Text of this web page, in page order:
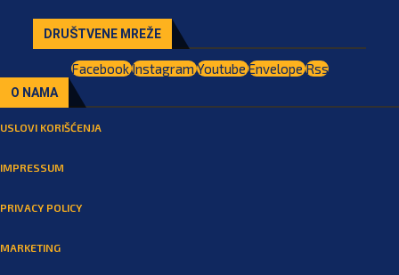
DRUŠTVENE MREŽE
FacebookInstagramYoutubeEnvelopeRss
O NAMA
USLOVI KORIŠĆENJA
IMPRESSUM
PRIVACY POLICY
MARKETING